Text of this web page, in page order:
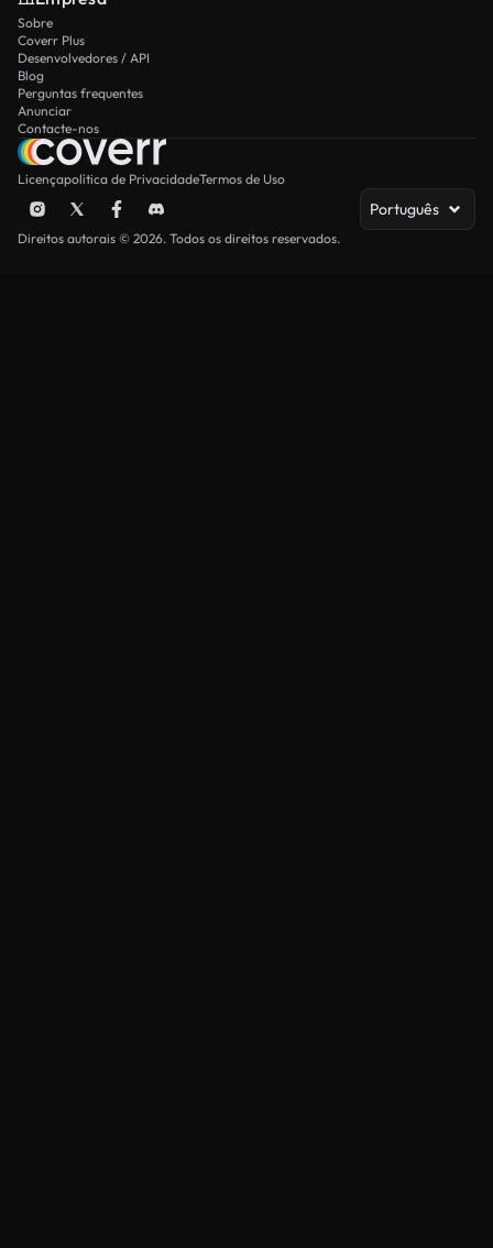
Sobre
Coverr Plus
Desenvolvedores / API
Blog
Perguntas frequentes
Anunciar
Contacte-nos
Licençapolítica de PrivacidadeTermos de Uso
Português
Direitos autorais © 2026. Todos os direitos reservados.